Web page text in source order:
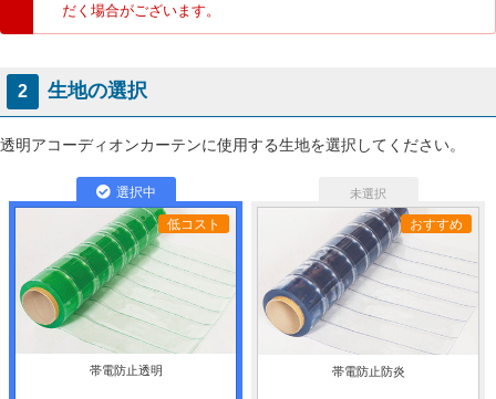
だく場合がございます。
2 生地の選択
透明アコーディオンカーテンに使用する生地を選択してください。
低コスト
帯電防止透明
おすすめ
帯電防止防炎